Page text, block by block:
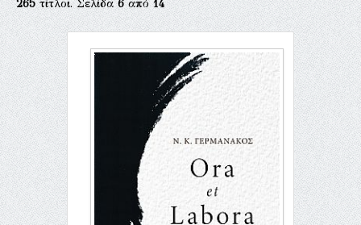
265τίτλοι. Σελίδα6από14